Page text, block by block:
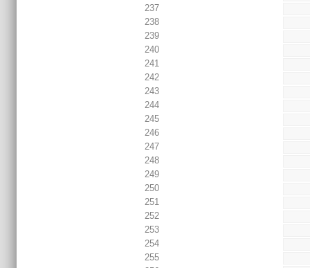
237
238
239
240
241
242
243
244
245
246
247
248
249
250
251
252
253
254
255